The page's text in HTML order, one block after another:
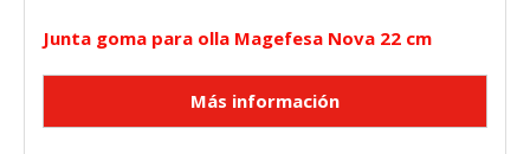
Junta goma para olla Magefesa Nova 22 cm
CONFIGURACIÓN DE COOKIES